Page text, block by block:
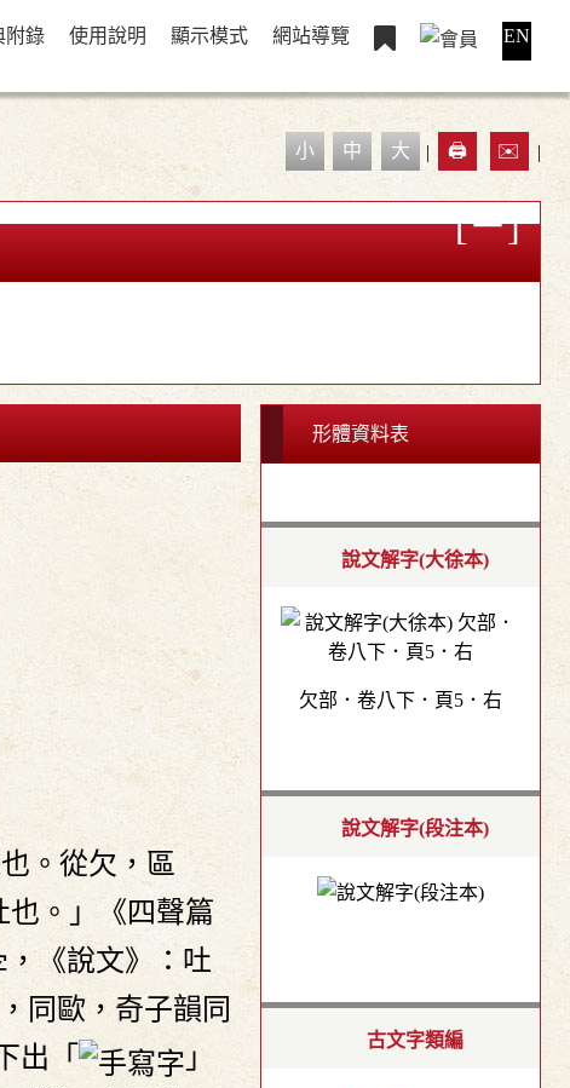
附錄 使用說明 顯示模式 網站導覽 EN
小 中 大 | 🖨️ ✉️ |
也。從欠，區
也。」《四聲篇
，《說文》：吐
，同歐，奇子韻同
出「
」
形體資料表
說文解字(大徐本)
欠部．卷八下．頁5．右
說文解字(段注本)
古文字類編